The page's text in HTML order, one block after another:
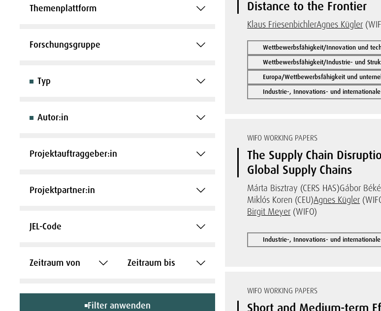
Themenplattform
Forschungsgruppe
Typ
Autor:in
Projektauftraggeber:in
Projektpartner:in
JEL-Code
Zeitraum von Zeitraum bis
Filter anwenden
Distance to the Frontier
Klaus FriesenbichlerAgnes Kügler
Wettbewerbsfähigkeit/Innovation und
Wettbewerbsfähigkeit/Industrie- und
Europa/Wettbewerbsfähigkeit und
Industrie-, Innovations- und
WIFO WORKING PAPERS
The Supply Chain
Global Supply Chains
Márta Bisztray (CERS HAS)Gábor
Miklós Koren (CEU)Agnes Kügler
Birgit Meyer (WIFO)
Industrie-, Innovations- und
WIFO WORKING PAPERS
Short and Medium-term